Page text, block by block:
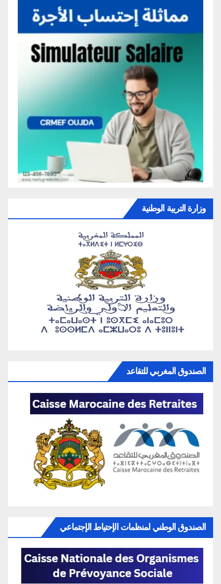
وزارة التربية الوطنية
الصندوق المغربي للتقاعد
الصندوق الوطني لمنظمات الإحتياط الإجتماعي